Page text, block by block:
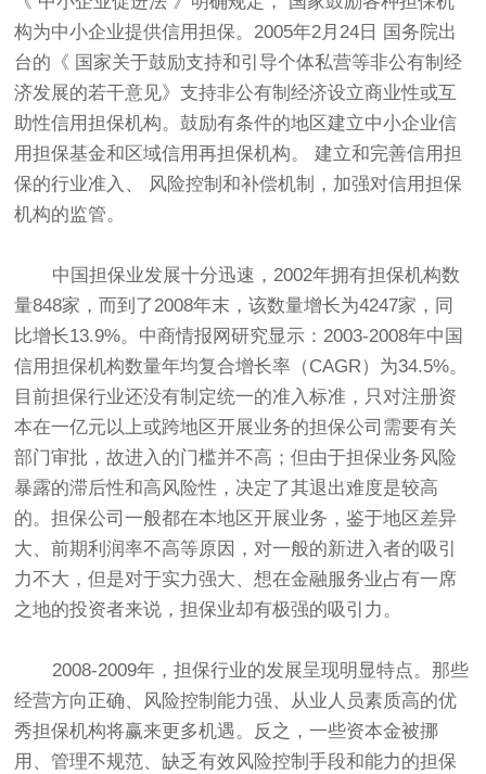
构为中小企业提供信用担保。2005年2月24日 国务院出
台的《 国家关于鼓励支持和引导个体私营等非公有制经
济发展的若干意见》支持非公有制经济设立商业性或互
助性信用担保机构。鼓励有条件的地区建立中小企业信
用担保基金和区域信用再担保机构。 建立和完善信用担
保的行业准入、 风险控制和补偿机制，加强对信用担保
机构的监管。
中国担保业发展十分迅速，2002年拥有担保机构数
量848家，而到了2008年末，该数量增长为4247家，同
比增长13.9%。中商情报网研究显示：2003-2008年中国
信用担保机构数量年均复合增长率（CAGR）为34.5%。
目前担保行业还没有制定统一的准入标准，只对注册资
本在一亿元以上或跨地区开展业务的担保公司需要有关
部门审批，故进入的门槛并不高；但由于担保业务风险
暴露的滞后性和高风险性，决定了其退出难度是较高
的。担保公司一般都在本地区开展业务，鉴于地区差异
大、前期利润率不高等原因，对一般的新进入者的吸引
力不大，但是对于实力强大、想在金融服务业占有一席
之地的投资者来说，担保业却有极强的吸引力。
2008-2009年，担保行业的发展呈现明显特点。那些
经营方向正确、风险控制能力强、从业人员素质高的优
秀担保机构将赢来更多机遇。反之，一些资本金被挪
用、管理不规范、缺乏有效风险控制手段和能力的担保